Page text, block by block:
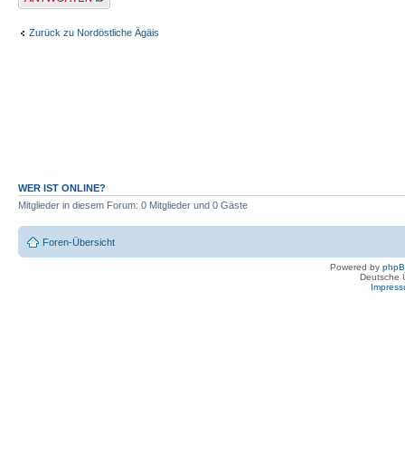
Zurück zu Nordöstliche Ägäis
WER IST ONLINE?
Mitglieder in diesem Forum: 0 Mitglieder und 0 Gäste
Foren-Übersicht
Powered by
Deutsche